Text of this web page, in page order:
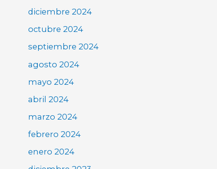
diciembre 2024
octubre 2024
septiembre 2024
agosto 2024
mayo 2024
abril 2024
marzo 2024
febrero 2024
enero 2024